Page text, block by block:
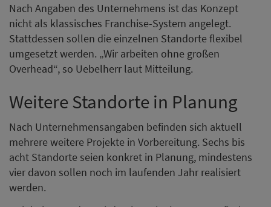
Nach Angaben des Unternehmens ist das Konzept
nicht als klassisches Franchise-System angelegt.
Stattdessen sollen die einzelnen Standorte flexibel
umgesetzt werden. „Wir arbeiten ohne großen
Overhead“, so Uebelherr laut Mitteilung.
Weitere Standorte in Planung
Nach Unternehmensangaben befinden sich aktuell
mehrere weitere Projekte in Vorbereitung. Sechs bis
acht Standorte seien konkret in Planung, mindestens
vier davon sollen noch im laufenden Jahr realisiert
werden.